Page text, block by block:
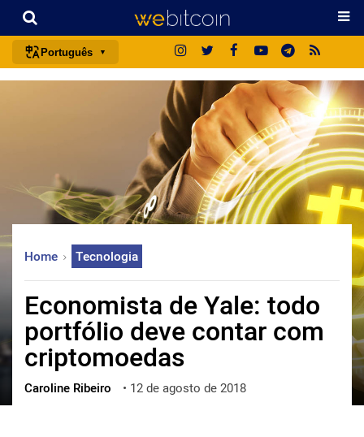
Português
italiano
deutsch
中文
한국어
العربية
ไทย
ქართული
Home Tecnologia
Economista de Yale: todo
portfólio deve contar com
criptomoedas
Caroline Ribeiro • 12 de agosto de 2018